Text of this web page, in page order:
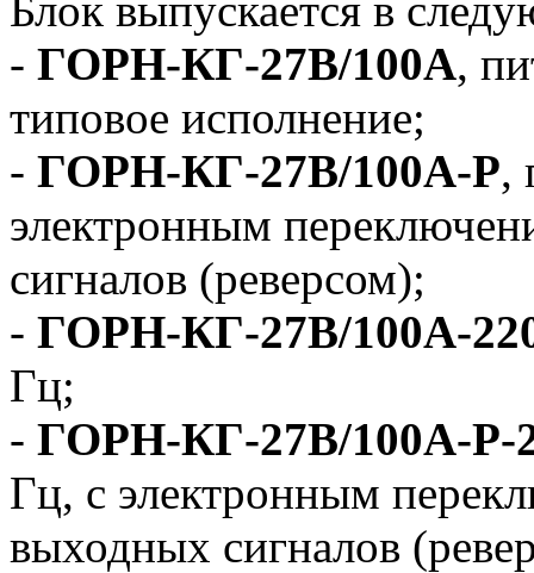
- ГОРН-КГ-27В/100А,
типовое исполнение;
- ГОРН-КГ-27В/100А-Р,
электронным
сигналов (реверсом);
- ГОРН-КГ-27В/100А-
Гц;
- ГОРН-КГ-27В/100А-Р-
Гц, с электронным
выходных сигналов